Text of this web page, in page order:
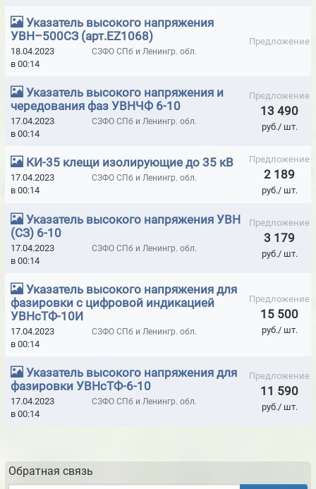
ДВЕРИ МОД. MUK RTG РЕНТГЕНОЗАЩИТНЫЕ С РЕГУЛИРУЕМОЙ
АЛЮМ.КОРОБКОЙ
ДВЕРИ ПРОИЗВОДСТВА MUOVIUS OY (ФИНЛЯНДИЯ)
ДИЭЛЕКТРИЧЕСКИЕ КОВРЫ, ДОРОЖКИ
ДИЭЛЕКТРИЧЕСКИЕ НОЖНИЦЫ
ДИЭЛЕКТРИЧЕСКИЕ ПЕРЧАТКИ
ДИЭЛЕКТРИЧЕСКИЕ ПОДМОСТИ
ДИЭЛЕКТРИЧЕСКИЕ СРЕДСТВА ЗАЩИТЫ
ДИЭЛЕКТРИЧЕСКИЕ СТРЕМЯНКИ
ДОБОРЫ К ДВЕРЯМ КАПЕЛЬ
ДОЗИМЕТРЫ- РАДИОМЕТРЫ БЫТОВЫЕ
ДОЗИМЕТРЫ-РАДИОМЕТРЫ ПРОФЕССИОНАЛЬНЫЕ
ЗАЗЕМЛЕНИЯ ПЕРЕНОСНЫЕ ЛИНЕЙНЫЕ ДО 1 КВТ
ЗАЗЕМЛЕНИЯ ПЕРЕНОСНЫЕ ЛИНЕЙНЫЕ ДО 110 КВТ
ЗАЗЕМЛЕНИЯ ПЕРЕНОСНЫЕ ЛИНЕЙНЫЕ ДО 220 КВТ
Указатель высокого напряжения
УВН–500СЗ (арт.EZ1068)
Предложение
18.04.2023
в 00:14
СЗФО СПб и Ленингр. обл.
Указатель высокого напряжения и
чередования фаз УВНЧФ 6-10
Предложение
13 490
руб./ шт.
17.04.2023
в 00:14
СЗФО СПб и Ленингр. обл.
КИ-35 клещи изолирующие до 35 кВ Предложение
2 189
руб./ шт.
17.04.2023
в 00:14
СЗФО СПб и Ленингр. обл.
Указатель высокого напряжения УВН
(СЗ) 6-10
Предложение
3 179
руб./ шт.
17.04.2023
в 00:14
СЗФО СПб и Ленингр. обл.
Указатель высокого напряжения для
фазировки с цифровой индикацией
УВНсТФ-10И
Предложение
15 500
руб./ шт.
17.04.2023
в 00:14
СЗФО СПб и Ленингр. обл.
Указатель высокого напряжения для
фазировки УВНсТФ-6-10
Предложение
11 590
руб./ шт.
17.04.2023
в 00:14
СЗФО СПб и Ленингр. обл.
Обратная связь